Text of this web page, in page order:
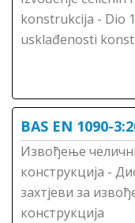
konstrukcija - Dio
usklađenosti
BAS EN 1090-
Извођење
конструкција -
захтјеви за
конструкција